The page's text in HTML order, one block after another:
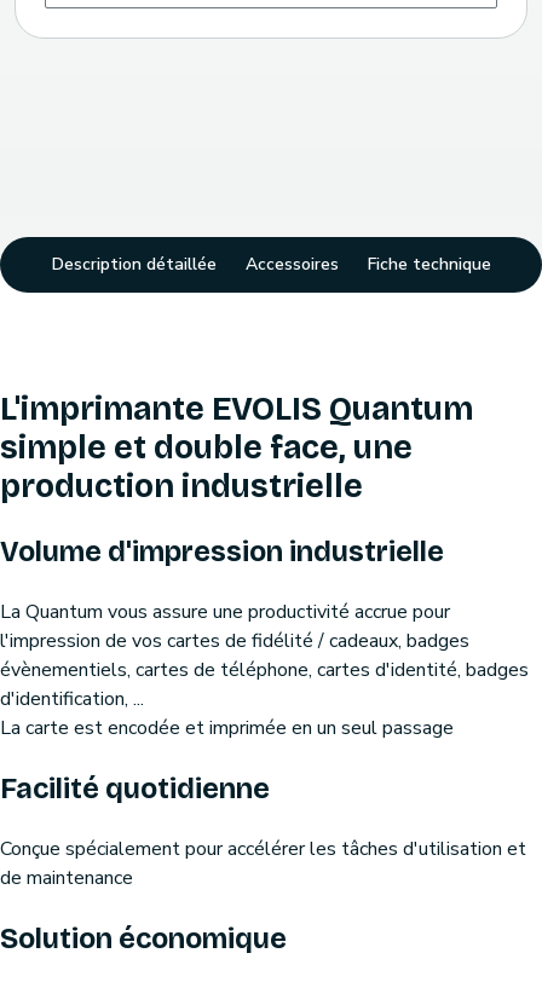
Description détaillée Accessoires Fiche technique
L'imprimante EVOLIS Quantum
simple et double face, une
production industrielle
Volume d'impression industrielle
La Quantum vous assure une productivité accrue pour
l'impression de vos cartes de fidélité / cadeaux, badges
évènementiels, cartes de téléphone, cartes d'identité, badges
d'identification, ...
La carte est encodée et imprimée en un seul passage
Facilité quotidienne
Conçue spécialement pour accélérer les tâches d'utilisation et
de maintenance
Solution économique